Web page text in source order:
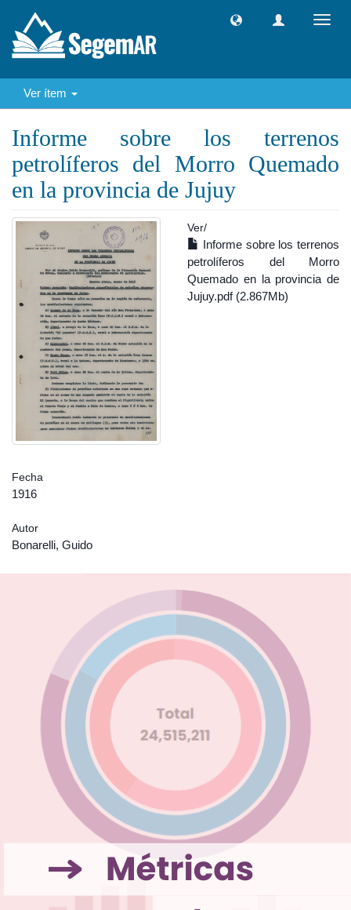
Ver ítem
Informe sobre los terrenos
petrolíferos del Morro Quemado
en la provincia de Jujuy
Ver/
Informe sobre los terrenos
petrolíferos del Morro
Quemado en la provincia de
Jujuy.pdf (2.867Mb)
Fecha
1916
Autor
Bonarelli, Guido